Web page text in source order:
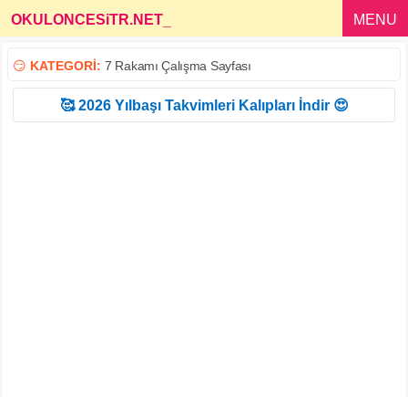
OKULONCESiTR.NET MENU
😏 KATEGORİ: 7 Rakamı Çalışma Sayfası
🥰 2026 Yılbaşı Takvimleri Kalıpları İndir 😍